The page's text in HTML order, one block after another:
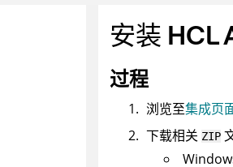
安装 HCL
过程
浏览至集成页
下载相关 ZIP